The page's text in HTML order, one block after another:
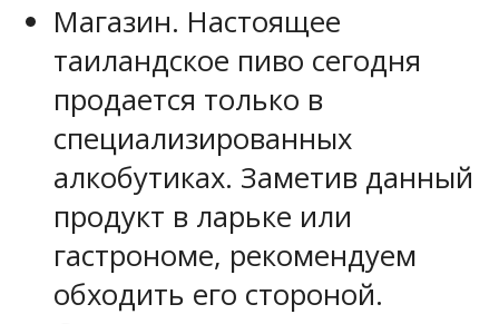
Магазин. Настоящее
таиландское пиво сегодня
продается только в
специализированных
алкобутиках. Заметив данный
продукт в ларьке или
гастрономе, рекомендуем
обходить его стороной.